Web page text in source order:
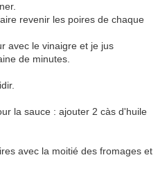
revenir les poires de chaque
avec le vinaigre et je jus
de minutes.
la sauce : ajouter 2 càs d'huile
avec la moitié des fromages et